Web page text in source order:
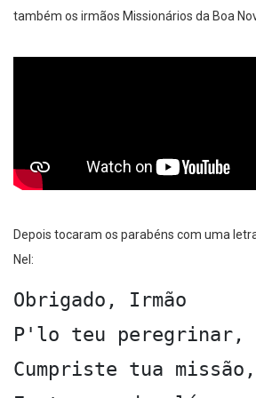
também os irmãos Missionários da Boa
Depois tocaram os parabéns com uma
Nel:
Obrigado, Irmão
P'lo teu peregrinar,
Cumpriste tua missão,